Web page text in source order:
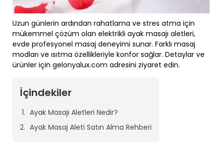
Uzun günlerin ardından rahatlama ve stres atma için
mükemmel çözüm olan elektrikli ayak masajı aletleri,
evde profesyonel masaj deneyimi sunar. Farklı masaj
modları ve ısıtma özellikleriyle konfor sağlar. Detaylar ve
ürünler için gelonyalux.com adresini ziyaret edin.
İçindekiler
Ayak Masajı Aletleri Nedir?
Ayak Masaj Aleti Satın Alma Rehberi